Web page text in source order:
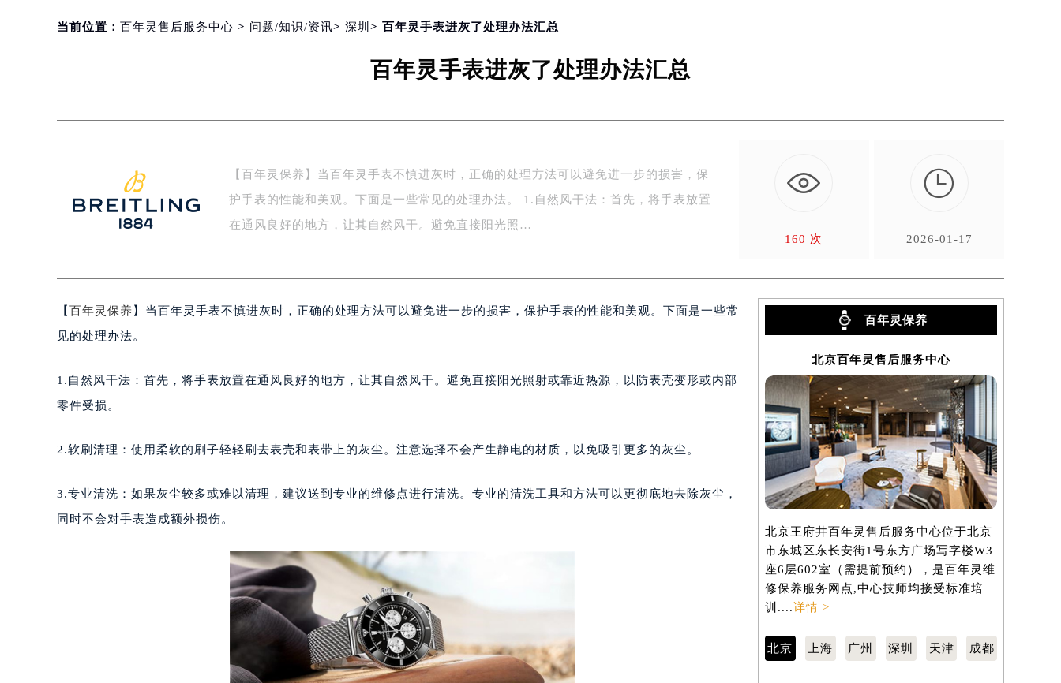
北京市东城区东长安街1号东方广场写字楼W3座6层602室（需提前预约）
上海市徐汇区虹桥路3号港汇中心写字楼2座37层3705室（需提前预约）
扬州市邗江区国展路29号星耀天地写字楼1号楼18层1803室（需提前预约）
盐城市盐都区世纪大道5号盐城金融城写字楼1号楼16层1604室（需提前预约）
泰州市海陵区永定东路399号置地商务中心东塔写字楼（华润万象城）17层1706室（需提前预约）
绍兴市越城区胜利东路379号世茂天际中心写字楼8层805室（需提前预约）
济南市历下区经十路11111号华润中心写字楼（万象城）15层1508室（需提前预约）
深圳市罗湖区深南东路5001号华润大厦写字楼17层1701室（需提前预约）
厦门市思明区湖滨东路95号华润大厦写字楼B座11层1104室（需提前预约）
福州市鼓楼区五四路128-1号恒力城写字楼15层03室（需提前预约）
重庆市江北区观音桥步行街2号融恒时代广场写字楼9层902室（需提前预约）
长沙市芙蓉区定王台街道建湘路393号世茂环球金融中心写字楼（芙蓉广场）10层13室（需提前预约）
郑州市二七区铭功路10号华润大厦写字楼29层2905室（需提前预约）
太原市迎泽区解放路15号亨得利名表服务中心（品牌授权店）3层整层（需提前预约）
沈阳市沈河区中街路137号亨得利名表服务中心（品牌授权店）1层整层（需提前预约）
沈阳市沈河区中街路83号亨得利名表服务中心（品牌授权店）1层整层（需提前预约）
当前位置： 百年灵售后服务中心 > 问题/知识/资讯> 深圳 > 百年灵手表进灰了处理办法汇总
百年灵手表进灰了处理办法汇总
【百年灵保养】当百年灵手表不慎进灰时，正确的处理方法可以避免进一步的损害，保
护手表的性能和美观。下面是一些常见的处理办法。 1.自然风干法：首先，将手表放置
在通风良好的地方，让其自然风干。避免直接阳光照…
160 次

2026-01-17
【 百年灵保养 】当百年灵手表不慎进灰时，正确的处理方法可以避免进一步的损害，保护手表的性能和美观。下面是一些常
见的处理办法。
1.自然风干法：首先，将手表放置在通风良好的地方，让其自然风干。避免直接阳光照射或靠近热源，以防表壳变形或内部
零件受损。
2.软刷清理：使用柔软的刷子轻轻刷去表壳和表带上的灰尘。注意选择不会产生静电的材质，以免吸引更多的灰尘。
3.专业清洗：如果灰尘较多或难以清理，建议送到专业的维修点进行清洗。专业的清洗工具和方法可以更彻底地去除灰尘，
同时不会对手表造成额外损伤。
百年灵保养
北京百年灵售后服务中心
北京王府井百年灵售后服务中心位于北京
市东城区东长安街1号东方广场写字楼W3
座6层602室（需提前预约），是百年灵维
修保养服务网点,中心技师均接受标准培
训....详情 >
北京 上海 广州 深圳 天津 成都